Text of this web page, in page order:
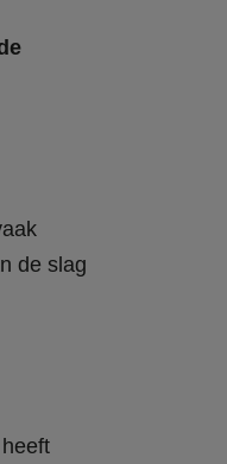
de slag